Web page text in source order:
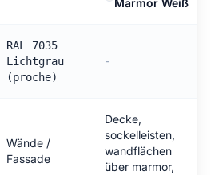
Marmor Weiß
RAL 7035
Lichtgrau
(proche)
-
Wände /
Fassade
Decke,
sockelleisten,
wandflächen
über marmor,